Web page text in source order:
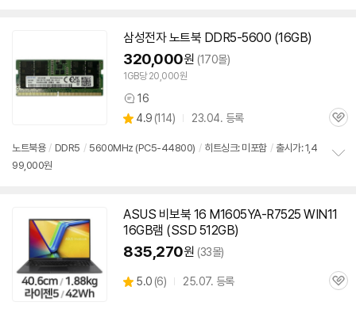
삼성전자노트북 DDR5-5600 (16GB)
320,000원 (170몰)
1GB당 20,000원
상
품
견
16
별
점
4.9 (상
리
114) 23.04. 등록
관
노트북용 / DDR5 / 5600MHz (PC5-44800) / 히트싱크: 미포함 / 출시가: 1,4
99,000원
ASUS 비보북 16 M1605YA-R7525 WIN11
16GB램 (SSD 512GB)
835,270원 (33몰)
별
5.0 (상
6) 25.07. 등록
관